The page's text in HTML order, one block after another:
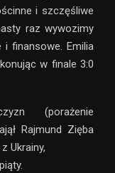
i szczęśliwe
raz wywozimy
i finansowe. Emilia
w finale 3:0
(porażenie
Rajmund Zięba
Ukrainy,